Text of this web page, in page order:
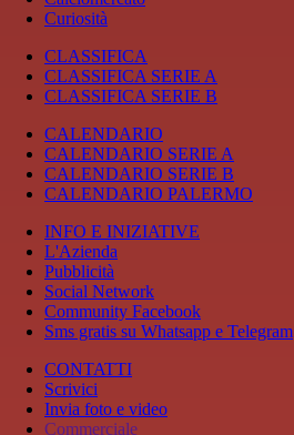
Curiosità
CLASSIFICA
CLASSIFICA SERIE A
CLASSIFICA SERIE B
CALENDARIO
CALENDARIO SERIE A
CALENDARIO SERIE B
CALENDARIO PALERMO
INFO E INIZIATIVE
L'Azienda
Pubblicità
Social Network
Community Facebook
Sms gratis su Whatsapp e Telegram
CONTATTI
Scrivici
Invia foto e video
Commerciale